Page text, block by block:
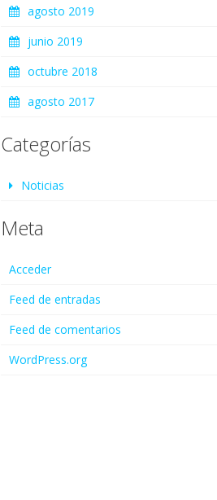
agosto 2019
junio 2019
octubre 2018
agosto 2017
Categorías
Noticias
Meta
Acceder
Feed de entradas
Feed de comentarios
WordPress.org